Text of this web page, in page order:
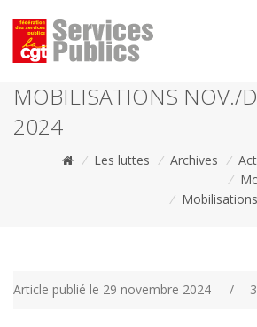
MOBILISATIONS NOV./
2024
/ Les luttes / Archives /
/
/
Article publié le 29 novembre 2024 /